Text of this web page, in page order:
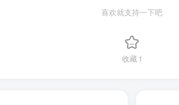
喜欢就支持一下吧
收藏1